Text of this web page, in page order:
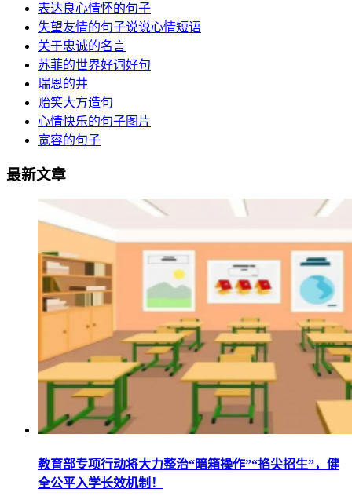
表达良心情怀的句子
失望友情的句子说说心情短语
关于忠诚的名言
苏菲的世界好词好句
瑞恩的井
贻笑大方造句
心情快乐的句子图片
宽容的句子
最新文章
教育部专项行动将大力整治“暗箱操作”“掐尖招生”，健
全公平入学长效机制！